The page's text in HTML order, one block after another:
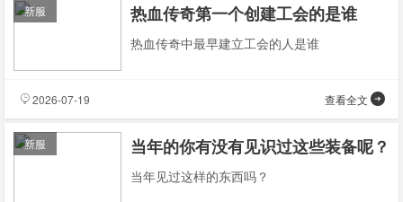
热血传奇第一个创建工会的是谁
热血传奇中最早建立工会的人是谁
新服
查看全文
2026-07-19
当年的你有没有见识过这些装备呢？
当年见过这样的东西吗？
新服